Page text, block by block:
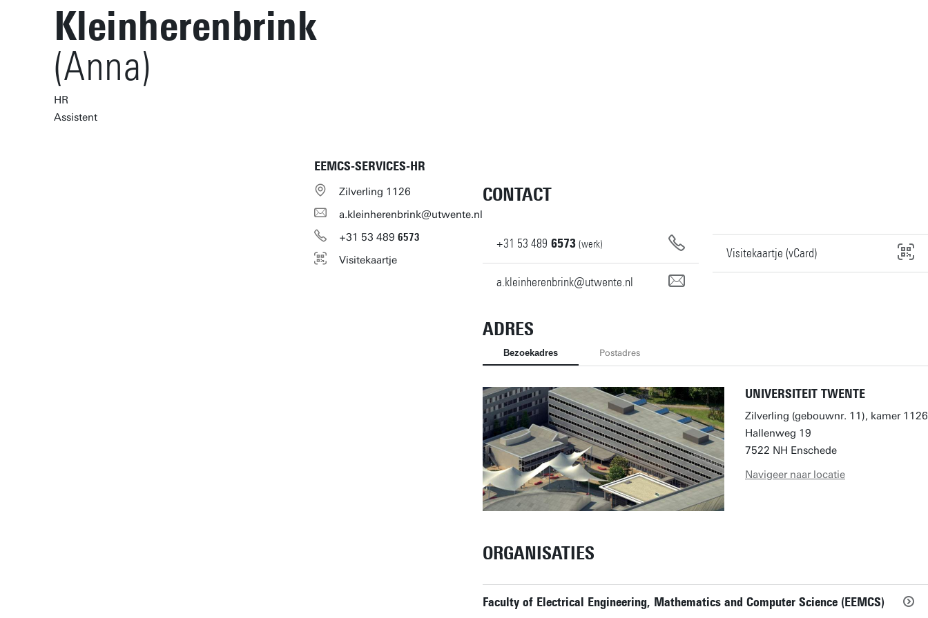
Kleinherenbrink
(Anna)
HR
Assistent
EEMCS-SERVICES-HR
Zilverling 1126
a.kleinherenbrink@utwente.nl
+31 53 489 6573
Visitekaartje
CONTACT
+31 53 489 6573 (werk)
a.kleinherenbrink@utwente.nl
Visitekaartje (vCard)
ADRES
Bezoekadres Postadres
UNIVERSITEIT TWENTE
Zilverling (gebouwnr. 11), kamer 1126
Hallenweg 19
7522 NH Enschede
Navigeer naar locatie
ORGANISATIES
Faculty of Electrical Engineering, Mathematics and Computer Science (EEMCS)